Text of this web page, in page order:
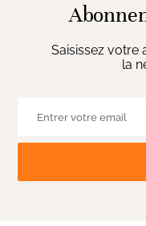
Saisissez votre
la